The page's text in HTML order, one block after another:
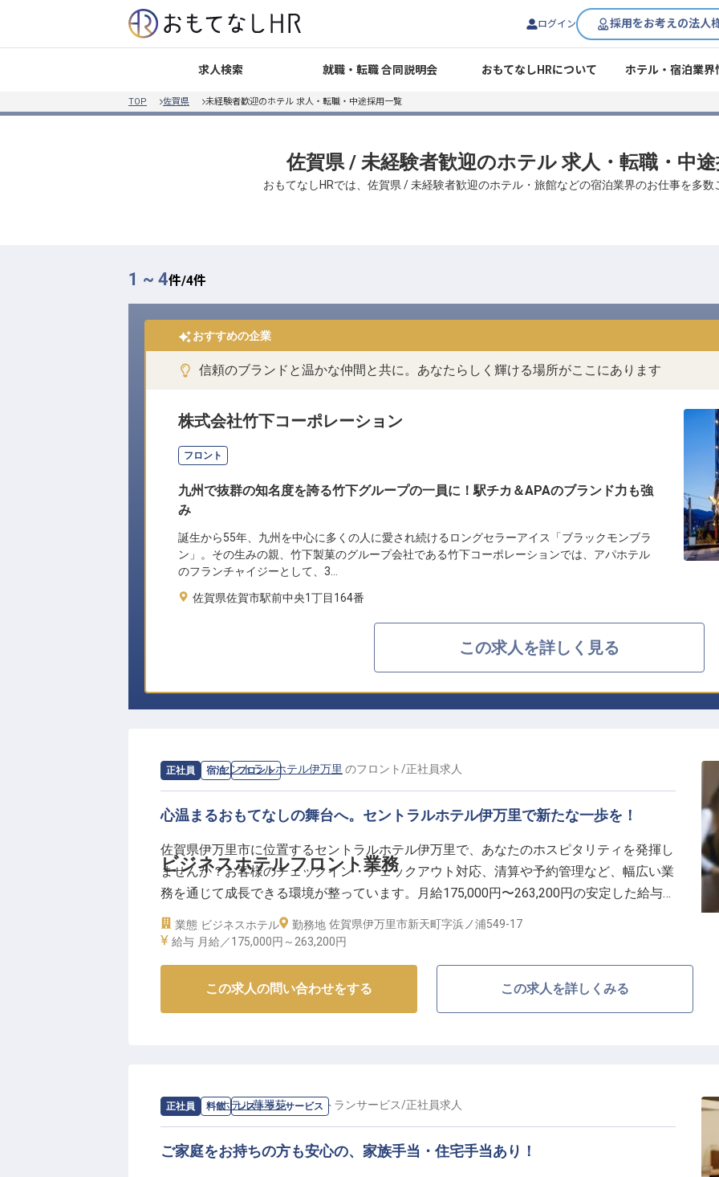
ログイン 採用をお考えの法人
求人検索 就職・転職 合同説明会 おもてなしHRについて ホテル・宿泊業界
TOP 佐賀県 未経験者歓迎のホテル 求人・転職・中途採用一覧
佐賀県 / 未経験者歓迎のホテル 求人・転職・中
おもてなしHRでは、佐賀県 / 未経験者歓迎のホテル・旅館などの宿泊業界のお仕事を多数
1 ~ 4件/4件
おすすめの企業
信頼のブランドと温かな仲間と共に。あなたらしく輝ける場所がここにあります
株式会社竹下コーポレーション
フロント
九州で抜群の知名度を誇る竹下グループの一員に！駅チカ＆APAのブランド力も強
み
誕生から55年、九州を中心に多くの人に愛され続けるロングセラーアイス「ブラックモンブラ
ン」。その生みの親、竹下製菓のグループ会社である竹下コーポレーションでは、アパホテル
のフランチャイジーとして、3…
佐賀県佐賀市駅前中央1丁目164番
この求人を詳しく見る
正社員 宿泊 フロント
ビジネスホテルフロント業務
求人情報：セントラルホテル伊万里 のフロント /正社員求人
心温まるおもてなしの舞台へ。セントラルホテル伊万里で新たな一歩を！
佐賀県伊万里市に位置するセントラルホテル伊万里で、あなたのホスピタリティを発揮し
ませんか？お客様のチェックイン・チェックアウト対応、清算や予約管理など、幅広い業
務を通じて成長できる環境が整っています。月給175,000円〜263,200円の安定した給与体
系と、正社員としての安定した雇用形態が魅力。心からのおもてなしでお客様の滞在を彩
り、毎日やりがいを感じられる職場です。あなたの笑顔とサービスで、特別なひとときを
業態 ビジネスホテル 勤務地 佐賀県伊万里市新天町字浜ノ浦549-17
給与 月給／175,000円～ 263,200円
この求人の問い合わせをする この求人を詳しくみる
正社員 料飲 レストランサービス
求人情報：ホテル華翠苑のレストランサービス/正社員求人
ご家庭をお持ちの方も安心の、家族手当・住宅手当あり！